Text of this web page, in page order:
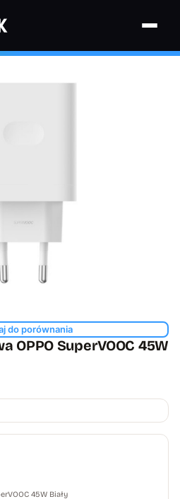
45W Biały
do porównania
OPPO SuperVOOC 45W
45W Biały